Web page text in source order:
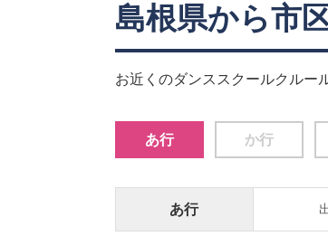
島根県から市
お近くのダンススクールクルー
あ行 か行
あ行